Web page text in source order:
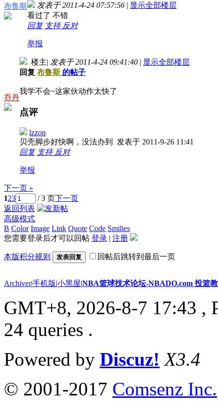
布鲁斯 发表于 2011-4-24 07:57:56 | 显示全部楼层
看过了 不错
回复 支持 反对
举报
乔丹
楼主| 发表于 2011-4-24 09:41:40 | 显示全部楼层
回复 布鲁斯的帖子
我学不会~这家伙动作太快了
点评
lzzon
贝壳脚步好快啊，没法办到 发表于 2011-9-26 11:41
回复 支持 反对
举报
下一页 »
123 / 3 页下一页
返回列表
高级模式
B Color Image Link Quote Code Smilies
您需要登录后才可以回帖 登录 | 注册
本版积分规则 发表回复 回帖后跳转到最后一页
Archiver|手机版|小黑屋|NBA篮球技术论坛-NBADO.com 投篮
GMT+8, 2026-8-7 17:43 ,
24 queries .
Powered by Discuz! X3.4
© 2001-2017 Comsenz Inc.